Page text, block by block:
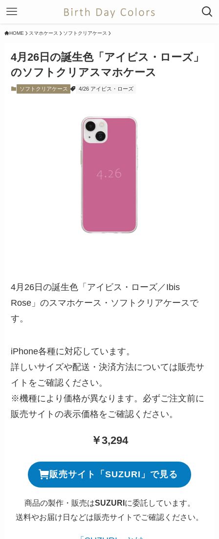
HOME スマホケース ソフトクリアケース
4月26日の誕生色「アイビス・ローズ」
のソフトクリアスマホケース
ソフトクリアケース 4/26 アイビス・ローズ
4月26日の誕生色「アイビス・ローズ／Ibis
Rose」のスマホケース・ソフトクリアケースで
す。
iPhone各種に対応しています。
詳しいサイズや配送・決済方法については販売サ
イトをご確認ください。
※機種により価格が異なります。必ずご注文前に
販売サイトの表示価格をご確認ください。
￥3,294
販売サイト「SUZURI」で見る
商品の製作・販売はSUZURI に委託しています。
送料やお届け日などは販売サイトでご確認ください。